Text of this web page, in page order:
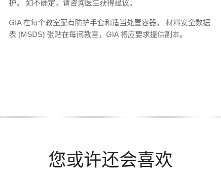
护。 如不确定，请咨询医生获得建议。
GIA 在每个教室配有防护手套和适当处置容器。 材料安全数据
表 (MSDS) 张贴在每间教室，GIA 将应要求提供副本。
您或许还会喜欢